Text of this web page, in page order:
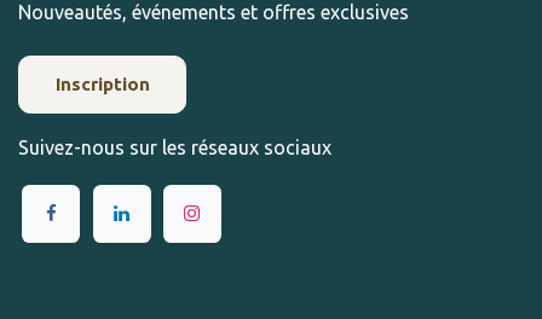
Nouveautés, événements et offres exclusives
Inscription
Suivez-nous sur les réseaux sociaux